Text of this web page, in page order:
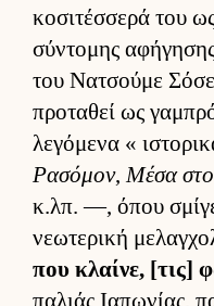
κοσιτέσ­σερά του
σύντομης
του Νατσούμε
προταθεί ως
λεγόμενα «
Ρασόμον,Μέσα
κ.λπ. —, όπου
νεωτερική
που κλαί­νε, [τις]
παλιάς Ια­πωνίας,